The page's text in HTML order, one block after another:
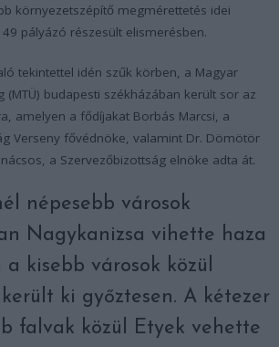
környezetszépítő megmérettetés idei
pályázó részesült elismerésben.
tekintettel idén szűk körben, a Magyar
(MTÜ) budapesti székházában került sor az
amelyen a fődíjakat Borbás Marcsi, a
Verseny fővédnöke, valamint Dr. Dömötör
a Szervezőbizottság elnöke adta át.
népesebb városok
Nagykanizsa vihette haza
kisebb városok közül
ki győztesen. A kétezer
falvak közül Etyek vehette